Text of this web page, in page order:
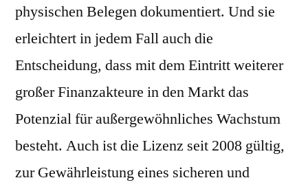
physischen Belegen dokumentiert. Und sie
erleichtert in jedem Fall auch die
Entscheidung, dass mit dem Eintritt weiterer
großer Finanzakteure in den Markt das
Potenzial für außergewöhnliches Wachstum
besteht. Auch ist die Lizenz seit 2008 gültig,
zur Gewährleistung eines sicheren und